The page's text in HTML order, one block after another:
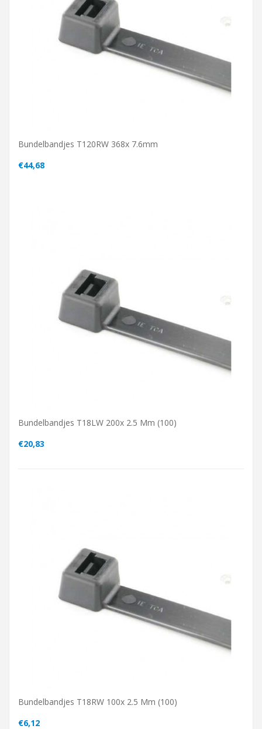
Bundelbandjes T120RW 368x 7.6mm
€44,68
Bundelbandjes T18LW 200x 2.5 Mm (100)
€20,83
Bundelbandjes T18RW 100x 2.5 Mm (100)
€6,12